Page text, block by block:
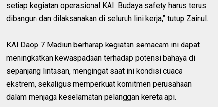
setiap kegiatan operasional KAI. Budaya safety harus terus
dibangun dan dilaksanakan di seluruh lini kerja,” tutup Zainul.
KAI Daop 7 Madiun berharap kegiatan semacam ini dapat
meningkatkan kewaspadaan terhadap potensi bahaya di
sepanjang lintasan, mengingat saat ini kondisi cuaca
ekstrem, sekaligus memperkuat komitmen perusahaan
dalam menjaga keselamatan pelanggan kereta api.